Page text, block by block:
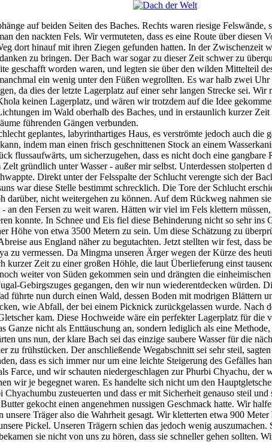
auf beiden Seiten des Baches. Rechts waren riesige
den nackten Fels. Wir vermuteten, dass es eine Route über
dort hinauf mit ihren Ziegen gefunden hatten. In der Zwischenzeit
zu bringen. Der Bach war sogar zu dieser Zeit schwer zu
geschafft worden waren, und legten sie über den wilden Mittelteil
ein wenig unter den Füßen wegrollten. Es war halb zwei
da dies der letzte Lagerplatz auf einer sehr langen Strecke sei.
keinen Lagerplatz, und wären wir trotzdem auf die Idee
im Wald oberhalb des Baches, und in erstaunlich kurzer
führenden Gängen verbunden.
geplantes, labyrinthartiges Haus, es verströmte jedoch auch
indem man einen frisch geschnittenen Stock an einem
flussaufwärts, um sicherzugehen, dass es nicht doch eine
gründlich unter Wasser - außer mir selbst. Unterdessen
Direkt unter der Felsspalte der Schlucht verengte sich der
war diese Stelle bestimmt schrecklich. Die Tore der Schlucht
darüber, nicht weitergehen zu können. Auf dem Rückweg nahmen
an den Fersen zu weit waren. Hätten wir viel im Fels klettern
konnte. In Schnee und Eis fiel diese Behinderung nicht so sehr
Höhe von etwa 3500 Metern zu sein. Um diese Schätzung zu
aus England näher zu begutachten. Jetzt stellten wir fest,
zu vermessen. Da Mingma unseren Ärger wegen der Kürze des
kurzer Zeit zu einer großen Höhle, die laut Überlieferung einst
weiter von Süden gekommen sein und drängten die
Gebirgszuges gegangen, den wir nun wiederentdecken würden.
führte nun durch einen Wald, dessen Boden mit modrigen
wie Abfall, der bei einem Picknick zurückgelassen wurde.
kam. Diese Hochweide wäre ein perfekter Lagerplatz für
Ganze nicht als Enttäuschung an, sondern lediglich als eine
uns nun, der klare Bach sei das einzige saubere Wasser für die
zu frühstücken. Der anschließende Wegabschnitt sei sehr steil,
dass es sich immer nur um eine leichte Steigerung des Gefälles
Farce, und wir schauten niedergeschlagen zur Phurbi Chyachu,
wir je begegnet waren. Es handelte sich nicht um den
zusteuerten und dass er mit Sicherheit genauso steil
gekocht einen angenehmen nussigen Geschmack hatte. Wir
unsere Träger also die Wahrheit gesagt. Wir kletterten etwa 900
Pickel. Unseren Trägern schien das jedoch wenig
sie nicht von uns zu hören, dass sie schneller gehen